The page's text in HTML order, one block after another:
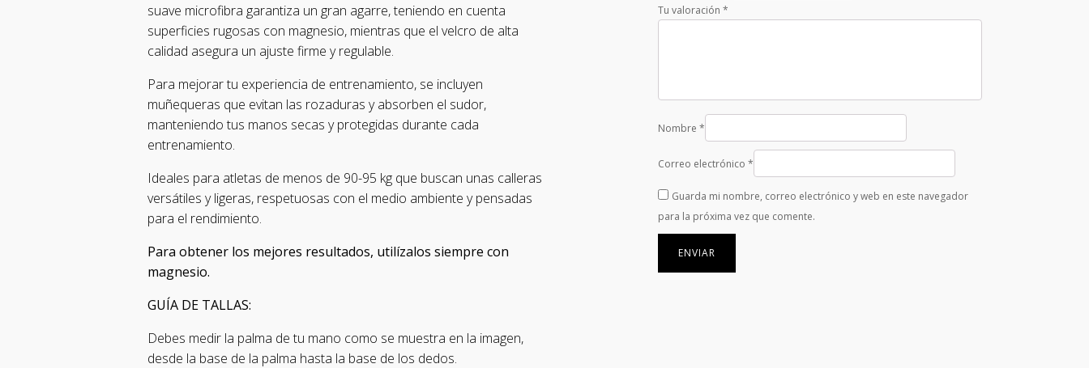
suave microfibra garantiza un gran agarre, teniendo en cuenta
superficies rugosas con magnesio, mientras que el velcro de alta
calidad asegura un ajuste firme y regulable.
Para mejorar tu experiencia de entrenamiento, se incluyen
muñequeras que evitan las rozaduras y absorben el sudor,
manteniendo tus manos secas y protegidas durante cada
entrenamiento.
Ideales para atletas de menos de 90-95 kg que buscan unas calleras
versátiles y ligeras, respetuosas con el medio ambiente y pensadas
para el rendimiento.
Para obtener los mejores resultados, utilízalos siempre con
magnesio.
GUÍA DE TALLAS:
Debes medir la palma de tu mano como se muestra en la imagen,
desde la base de la palma hasta la base de los dedos.
Tu valoración *
Nombre *
Correo electrónico *
Guarda mi nombre, correo electrónico y web en este navegador
para la próxima vez que comente.